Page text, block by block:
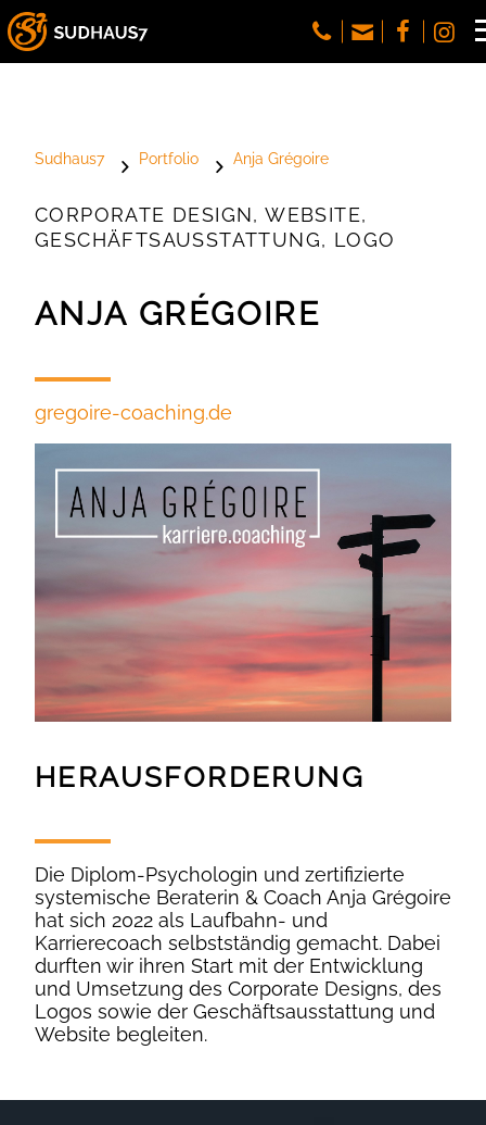
Sudhaus7 Portfolio Anja Grégoire
CORPORATE DESIGN, WEBSITE,
GESCHÄFTSAUSSTATTUNG, LOGO
ANJA GRÉGOIRE
gregoire-coaching.de
HERAUSFORDERUNG
Die Diplom-Psychologin und zertifizierte
systemische Beraterin & Coach Anja Grégoire
hat sich 2022 als Laufbahn- und
Karrierecoach selbstständig gemacht. Dabei
durften wir ihren Start mit der Entwicklung
und Umsetzung des Corporate Designs, des
Logos sowie der Geschäftsausstattung und
Website begleiten.